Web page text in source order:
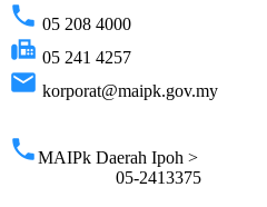
phone 05 208 4000
fax 05 241 4257
email korporat@maipk.gov.my
phoneMAIPk Daerah Ipoh >
05-2413375